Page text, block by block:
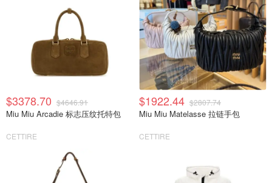
$3378.70 $4646.91
Miu Miu Arcadie 标志压纹托特包
CETTIRE
$1922.44 $2807.74
Miu Miu Matelasse 拉链手包
CETTIRE